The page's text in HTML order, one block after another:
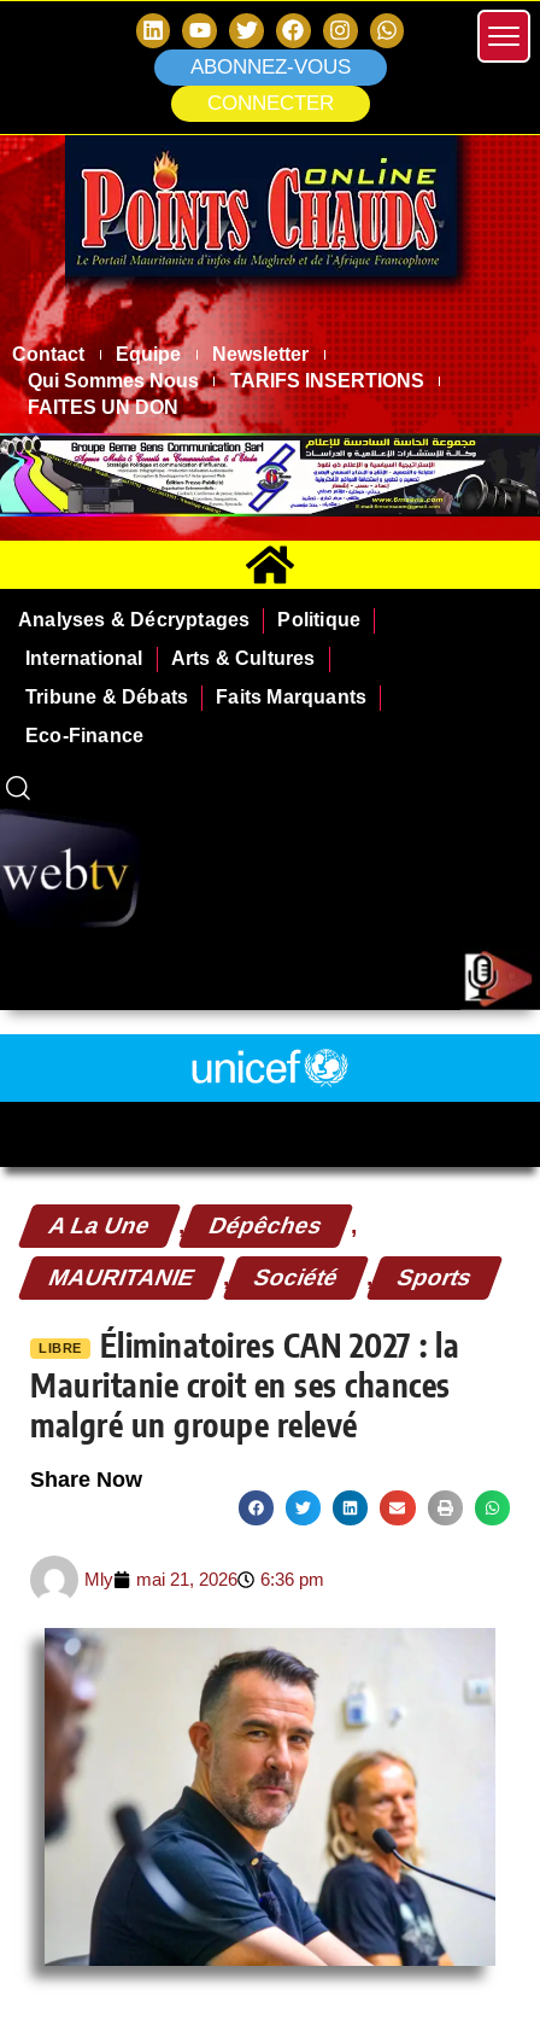
ABONNEZ-VOUS
CONNECTER
Contact Equipe
Newsletter
Qui Sommes Nous
TARIFS INSERTIONS
FAITES UN DON
Analyses & Décryptages
Politique
International
Arts & Cultures
Tribune & Débats
Faits Marquants
Eco-Finance
A La Une , Dépêches ,
MAURITANIE , Société , Sports
LIBRE
Éliminatoires CAN 2027 : la
Mauritanie croit en ses chances
malgré un groupe relevé
Share Now
Mly mai 21, 2026 6:36 pm